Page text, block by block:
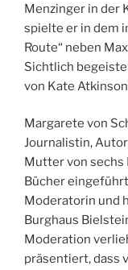
Menzinger in der
spielte er in dem
Route“ neben
Sichtlich
von Kate
Margarete von
Journalistin,
Mutter von sechs
Bücher
Moderatorin und
Burghaus
Moderation
präsentiert, dass